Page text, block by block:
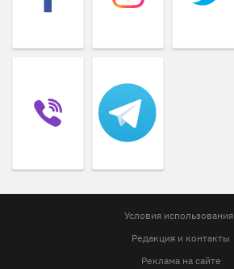
Условия использования
Редакция и контакты
Реклама на сайте